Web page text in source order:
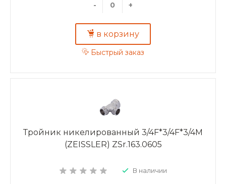
- +
в корзину
Быстрый заказ
Тройник никелированный 3/4F*3/4F*3/4M
(ZEISSLER) ZSr.163.0605
В наличии